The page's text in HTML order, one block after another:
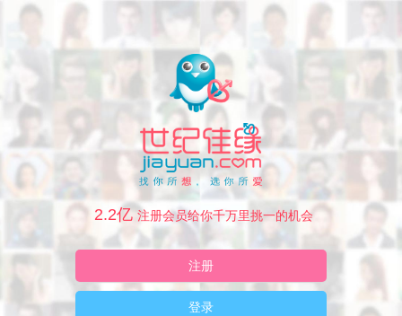
2.2亿 注册会员给你千万里挑一的机会
注册
登录